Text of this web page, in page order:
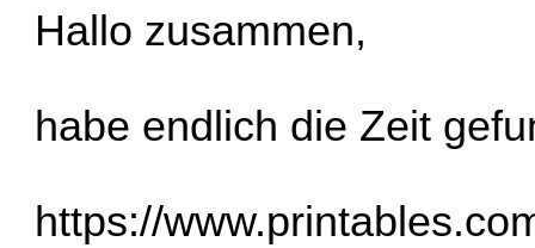
Hallo zusammen,
habe endlich die Zeit
https://